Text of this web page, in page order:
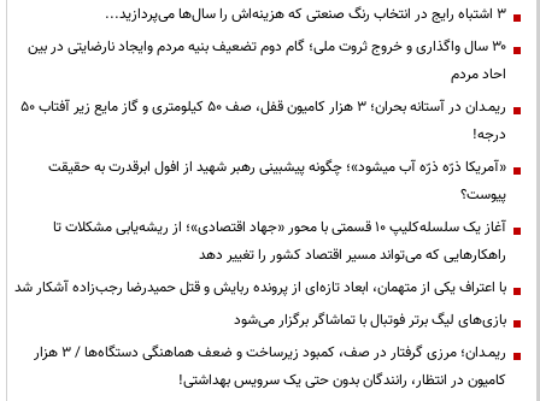
3 اشتباه رایج در انتخاب رنگ صنعتی که هزینه‌اش را سال‌ها می‌پردازید...
۳۰ سال واگذاری و خروج ثروت ملی؛ گام دوم تضعیف بنیه مردم وایجاد نارضایتی در بین
احاد مردم
ریمـدان در آستانه بحران؛ ۳ هزار کامیون قفل، صف ۵۰ کیلومتری و گاز مایع زیر آفتاب ۵۰
درجه!
«آمریکا ذرّه ذرّه آب میشود»؛ چگونه پیشبینی رهبر شهید از افول ابرقدرت به حقیقت
پیوست؟
آغاز یک سلسله‌کلیپ ۱۰ قسمتی با محور «جهاد اقتصادی»؛ از ریشه‌یابی مشکلات تا
راهکارهایی که می‌تواند مسیر اقتصاد کشور را تغییر دهد
با اعتراف یکی از متهمان، ابعاد تازه‌ای از پرونده ربایش و قتل حمیدرضا رجب‌زاده آشکار شد
بازی‌های لیگ برتر فوتبال با تماشاگر برگزار می‌شود
ریمـدان؛ مرزی گرفتار در صف، کمبود زیرساخت و ضعف هماهنگی دستگاه‌ها / ۳ هزار
کامیون در انتظار، رانندگان بدون حتی یک سرویس بهداشتی!